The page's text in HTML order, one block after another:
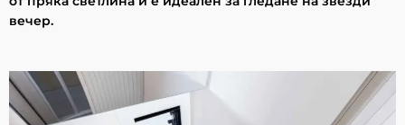
вечер.